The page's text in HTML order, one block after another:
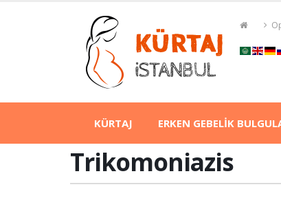
KÜRTAJ ERKEN GEBELİK
Trikomoniazis